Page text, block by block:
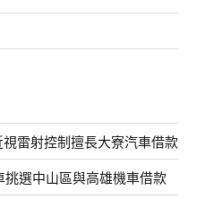
雷射控制擅長大寮汽車借款
選中山區與高雄機車借款